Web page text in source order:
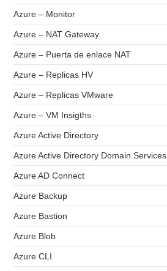
Azure – Monitor
Azure – NAT Gateway
Azure – Puerta de enlace NAT
Azure – Replicas HV
Azure – Replicas VMware
Azure – VM Insigths
Azure Active Directory
Azure Active Directory Domain Services
Azure AD Connect
Azure Backup
Azure Bastion
Azure Blob
Azure CLI